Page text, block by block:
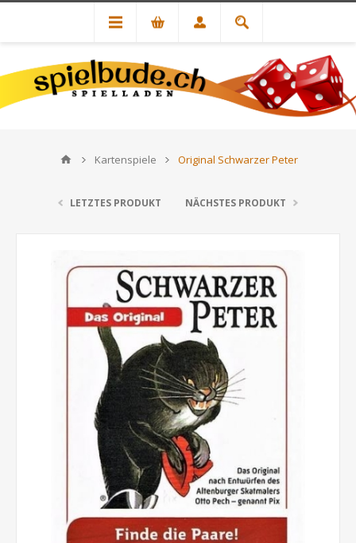
Kartenspiele Original Schwarzer Peter
LETZTES PRODUKT NÄCHSTES PRODUKT